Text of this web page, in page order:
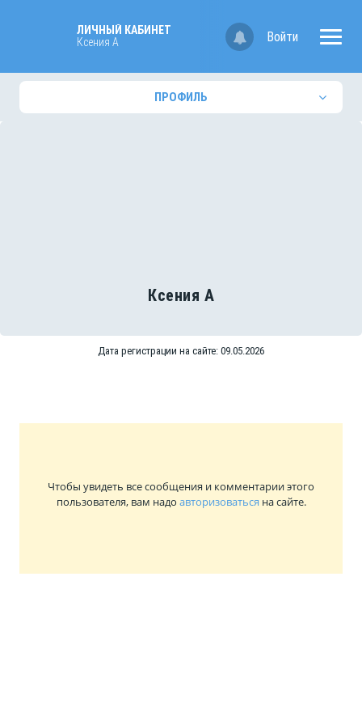
ЛИЧНЫЙ КАБИНЕТ
Ксения А
Войти
ПРОФИЛЬ
Ксения А
Дата регистрации на сайте: 09.05.2026
Чтобы увидеть все сообщения и комментарии этого
пользователя, вам надо авторизоваться на сайте.